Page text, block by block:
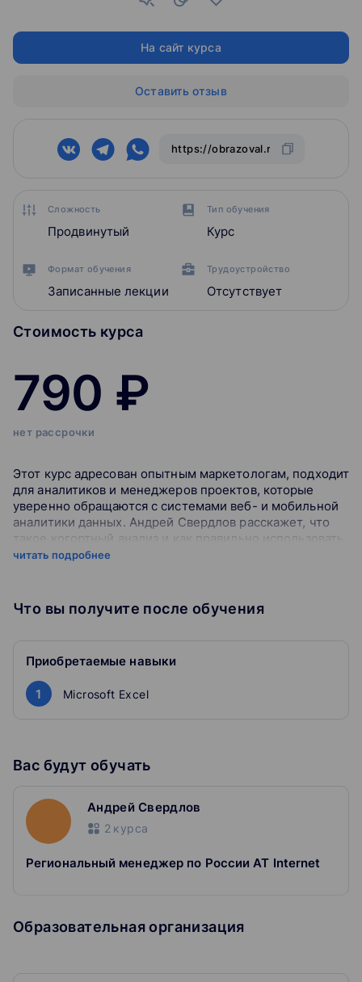
Сложность
Продвинутый
Тип обучения
Курс
Формат обучения
Записанные лекции
Трудоустройство
Отсутствует
Стоимость курса
790 ₽
нет рассрочки
Этот курс адресован опытным маркетологам, подходит
для аналитиков и менеджеров проектов, которые
уверенно обращаются с системами веб- и мобильной
аналитики данных. Андрей Свердлов расскажет, что
такое когортный анализ и как правильно использовать
его, на примере четырех различных сценариев. Также
ценность клиента, востребованность функций сайта
читать подробнее
Что вы получите после обучения
Приобретаемые навыки
1 Microsoft Excel
Вас будут обучать
Андрей Свердлов
2 курса
Региональный менеджер по России AT Internet
Образовательная организация
На сайт курса
Оставить отзыв